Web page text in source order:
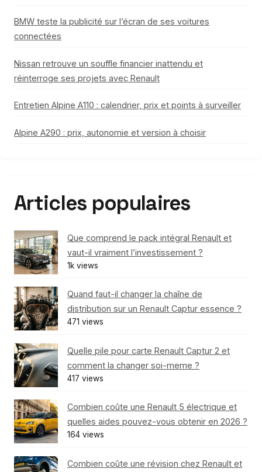
BMW teste la publicité sur l’écran de ses voitures
connectées
Nissan retrouve un souffle financier inattendu et
réinterroge ses projets avec Renault
Entretien Alpine A110 : calendrier, prix et points à surveiller
Alpine A290 : prix, autonomie et version à choisir
Articles populaires
Que comprend le pack intégral Renault et
vaut-il vraiment l’investissement ?
1k views
Quand faut-il changer la chaîne de
distribution sur un Renault Captur essence ?
471 views
Quelle pile pour carte Renault Captur 2 et
comment la changer soi-meme ?
417 views
Combien coûte une Renault 5 électrique et
quelles aides pouvez-vous obtenir en 2026 ?
164 views
Combien coûte une révision chez Renault et